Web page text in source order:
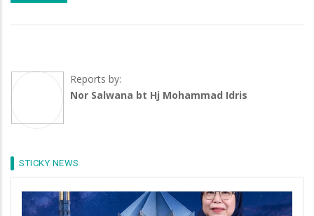
Reports by:
Nor Salwana bt Hj Mohammad Idris
STICKY NEWS